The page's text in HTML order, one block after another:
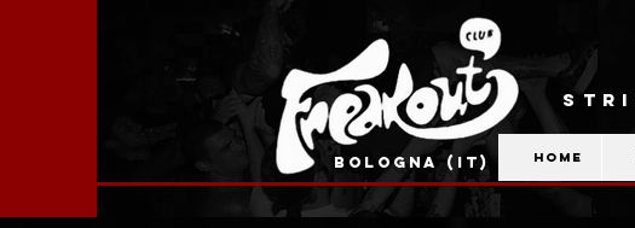
BOLOGNA (IT) Home